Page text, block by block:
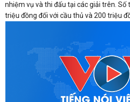
nhiệm vụ và thi đấu tại các giải trên. Số
triệu đồng đối với cầu thủ và 200 triệu